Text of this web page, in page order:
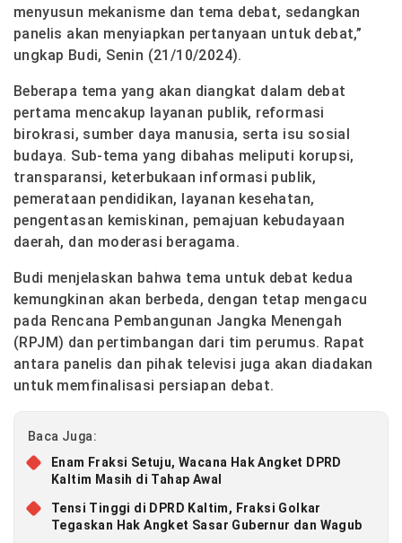
menyusun mekanisme dan tema debat, sedangkan
panelis akan menyiapkan pertanyaan untuk debat,”
ungkap Budi, Senin (21/10/2024).
Beberapa tema yang akan diangkat dalam debat
pertama mencakup layanan publik, reformasi
birokrasi, sumber daya manusia, serta isu sosial
budaya. Sub-tema yang dibahas meliputi korupsi,
transparansi, keterbukaan informasi publik,
pemerataan pendidikan, layanan kesehatan,
pengentasan kemiskinan, pemajuan kebudayaan
daerah, dan moderasi beragama.
Budi menjelaskan bahwa tema untuk debat kedua
kemungkinan akan berbeda, dengan tetap mengacu
pada Rencana Pembangunan Jangka Menengah
(RPJM) dan pertimbangan dari tim perumus. Rapat
antara panelis dan pihak televisi juga akan diadakan
untuk memfinalisasi persiapan debat.
Baca Juga:
Enam Fraksi Setuju, Wacana Hak Angket DPRD
Kaltim Masih di Tahap Awal
Tensi Tinggi di DPRD Kaltim, Fraksi Golkar
Tegaskan Hak Angket Sasar Gubernur dan Wagub